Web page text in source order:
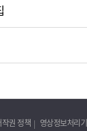
작권 정책 영상정보처리